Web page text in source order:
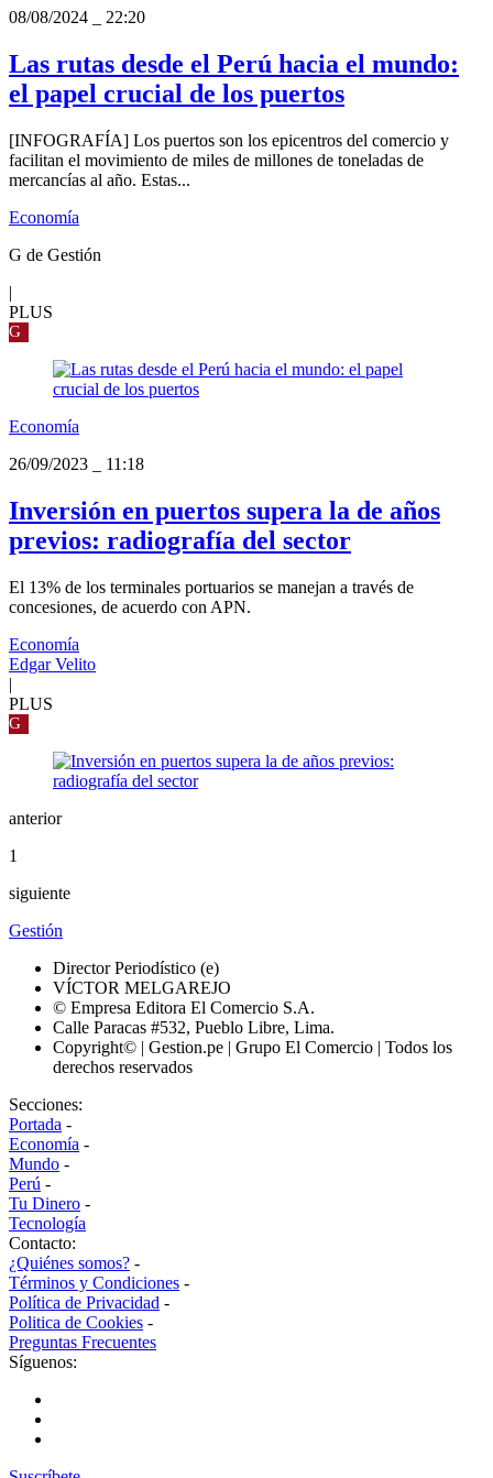
08/08/2024
22:20
Las rutas desde el Perú hacia el mundo:
el papel crucial de los puertos
[INFOGRAFÍA] Los puertos son los epicentros del comercio y
facilitan el movimiento de miles de millones de toneladas de
mercancías al año. Estas...
Economía
G de Gestión
|
PLUS
G
Economía
26/09/2023
11:18
Inversión en puertos supera la de años
previos: radiografía del sector
El 13% de los terminales portuarios se manejan a través de
concesiones, de acuerdo con APN.
Economía
Edgar Velito
|
PLUS
G
anterior
1
siguiente
Gestión
Director Periodístico (e)
VÍCTOR MELGAREJO
© Empresa Editora El Comercio S.A.
Calle Paracas #532, Pueblo Libre, Lima.
Copyright© | Gestion.pe | Grupo El Comercio | Todos los
derechos reservados
Secciones:
Portada -
Economía -
Mundo -
Perú -
Tu Dinero -
Tecnología
Contacto:
¿Quiénes somos? -
Términos y Condiciones -
Política de Privacidad -
Politica de Cookies -
Preguntas Frecuentes
Síguenos: